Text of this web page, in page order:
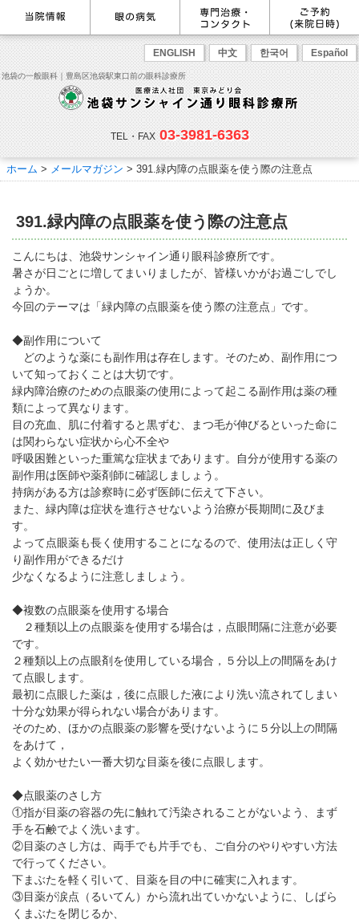
ENGLISH 中文 한국어 Español
池袋の一般眼科｜豊島区池袋駅東口前の眼科診療所
TEL・FAX 03-3981-6363
最新情報
感染症予防のための衛生環境整
備の取り組み
医師のご紹介
当院勤務医師のご紹介 ごあいさつ
院内の様子・設備
院内の様子 検査･治療･手術機器
診療のご案内・アクセス
アクセス
当院へお越しになる方へのお願
い
診察の流れ
リンク
よくある質問
診療報酬に関する院内掲示
メールマガジン
パンフレットのダウンロード
眼の病気を調べる
病名から探す
症状から探す
目の構造から探す
主な眼科疾患
緑内障 網膜疾患
眼精疲労
ドライアイ
ものもらい
花粉症
白内障
アレルギー性結膜炎
コンタクトレンズ診
学校近視について
点眼液・眼軟膏について
眼科専門治療・特設ページ
緑内障専門治療ページ
角膜疾患専門治療ページ
ドライアイ専門治療ページ
網膜・硝子体専門治療ページ
黄斑疾患専門治療ページ
ぶどう膜炎専門治療ページ
白内障専門治療ページ
花粉症専門ページ
眼形成診療ページ
コンタクトレンズ診療
抗VEGF抗体療法
ボツリヌス療法
東口眼科医院)
コンタクトレンズ診療
コンタクトレンズの種類と特徴
しばらく眼科受診していない方
初めてコンタクトレンズを使う
コンタクトレンズトラブル
WEB予約(来院日時の設定)
一般眼科診療を予約
コンタクトレンズ診療を予約
緑内障専門治療を予約
角膜専門治療を予約
ドライアイ専門治療を予約
網膜・硝子体専門治療を予約
白内障専門治療を予約
白内障手術公開講座を予約
黄斑専門治療を予約
予約をキャンセルする
ご予約
ホーム > メールマガジン > 391.緑内障の点眼薬を使う際の注意点
391.緑内障の点眼薬を使う際の注意点
こんにちは、池袋サンシャイン通り眼科診療所です。
暑さが日ごとに増してまいりましたが、皆様いかがお過ごしでし
ょうか。
今回のテーマは「緑内障の点眼薬を使う際の注意点」です。
◆副作用について
どのような薬にも副作用は存在します。そのため、副作用につ
いて知っておくことは大切です。
緑内障治療のための点眼薬の使用によって起こる副作用は薬の種
類によって異なります。
目の充血、肌に付着すると黒ずむ、まつ毛が伸びるといった命に
は関わらない症状から心不全や
呼吸困難といった重篤な症状まであります。自分が使用する薬の
副作用は医師や薬剤師に確認しましょう。
持病がある方は診察時に必ず医師に伝えて下さい。
また、緑内障は症状を進行させないよう治療が長期間に及びま
す。
よって点眼薬も長く使用することになるので、使用法は正しく守
り副作用ができるだけ
少なくなるように注意しましょう。
◆複数の点眼薬を使用する場合
２種類以上の点眼薬を使用する場合は，点眼間隔に注意が必要
です。
２種類以上の点眼剤を使用している場合，５分以上の間隔をあけ
て点眼します。
最初に点眼した薬は，後に点眼した液により洗い流されてしまい
十分な効果が得られない場合があります。
そのため、ほかの点眼薬の影響を受けないように５分以上の間隔
をあけて，
よく効かせたい一番大切な目薬を後に点眼します。
◆点眼薬のさし方
①指が目薬の容器の先に触れて汚染されることがないよう、まず
手を石鹸でよく洗います。
②目薬のさし方は、両手でも片手でも、ご自分のやりやすい方法
で行ってください。
下まぶたを軽く引いて、目薬を目の中に確実に入れます。
③目薬が涙点（るいてん）から流れ出ていかないように、しばら
くまぶたを閉じるか、